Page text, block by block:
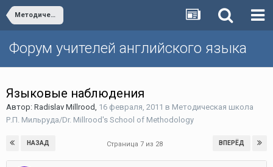
Методическая школа Р.П. Мильруда/Dr. Millrood's School of Methodology
Форум учителей английского языка
Языковые наблюдения
Автор: Radislav Millrood, 16 февраля, 2011 в Методическая школа
Р.П. Мильруда/Dr. Millrood's School of Methodology
НАЗАД ВПЕРЁД
Страница 7 из 28